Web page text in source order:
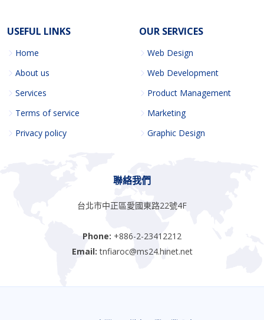
USEFUL LINKS
Home
About us
Services
Terms of service
Privacy policy
OUR SERVICES
Web Design
Web Development
Product Management
Marketing
Graphic Design
聯絡我們
台北市中正區愛國東路22號4F
Phone: +886-2-23412212
Email: tnfiaroc@ms24.hinet.net